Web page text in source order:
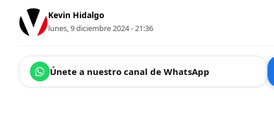
Kevin Hidalgo
lunes, 9 diciembre 2024 - 21:36
Únete a nuestro canal de WhatsApp